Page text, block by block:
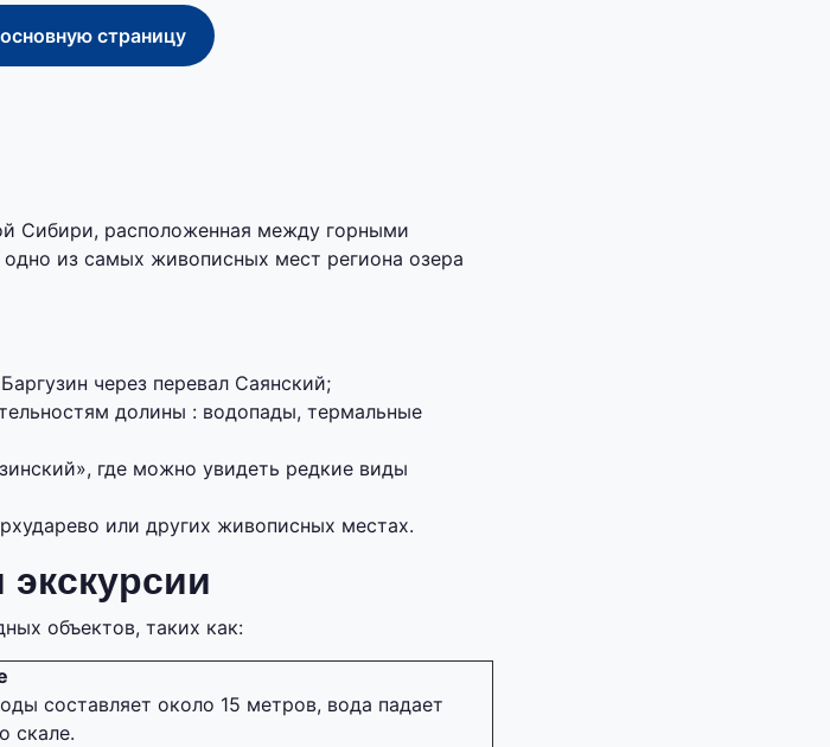
страницу
Сибири, расположенная между горными
из самых живописных мест региона озера
через перевал Саянский;
долины : водопады, термальные
где можно увидеть редкие виды
или других живописных местах.
объектов, таких как:
составляет около 15 метров, вода падает
скале.